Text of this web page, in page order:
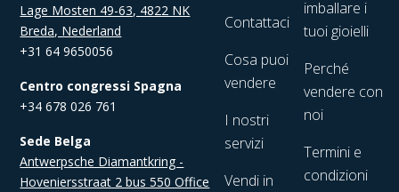
Lage Mosten 49-63, 4822 NK
Breda, Nederland
+31 64 9650056
Centro congressi Spagna
+34 678 026 761
Sede Belga
Antwerpsche Diamantkring -
Hoveniersstraat 2 bus 550 Office
Contattaci
Cosa puoi
vendere
I nostri
servizi
Vendi in
imballare i
tuoi gioielli
Perché
vendere con
noi
Termini e
condizioni